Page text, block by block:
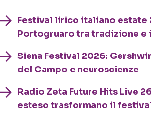
Festival lirico italiano estate
Portogruaro tra tradizione e
Siena Festival 2026:
del Campo e neuroscienze
Radio Zeta Future Hits Live
esteso trasformano il